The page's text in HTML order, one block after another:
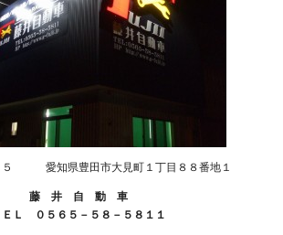
５ 愛知県豊田市大見町１丁目８８番地１
藤 井 自 動 車
ＥＬ ０５６５－５８－５８１１